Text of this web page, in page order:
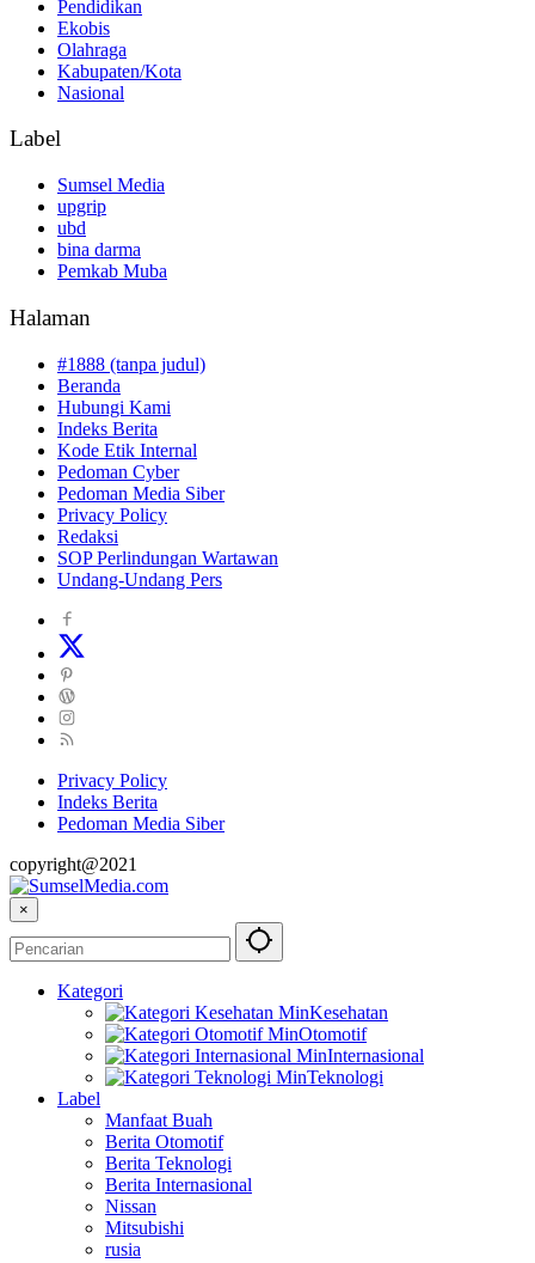
Pendidikan
Ekobis
Olahraga
Kabupaten/Kota
Nasional
Label
Sumsel Media
upgrip
ubd
bina darma
Pemkab Muba
Halaman
#1888 (tanpa judul)
Beranda
Hubungi Kami
Indeks Berita
Kode Etik Internal
Pedoman Cyber
Pedoman Media Siber
Privacy Policy
Redaksi
SOP Perlindungan Wartawan
Undang-Undang Pers
Privacy Policy
Indeks Berita
Pedoman Media Siber
copyright@2021
×
Kategori
Kesehatan
Otomotif
Internasional
Teknologi
Label
Manfaat Buah
Berita Otomotif
Berita Teknologi
Berita Internasional
Nissan
Mitsubishi
rusia